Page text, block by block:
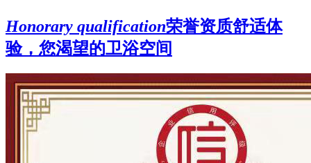
Honorary qualification荣誉资质舒适体
验，您渴望的卫浴空间